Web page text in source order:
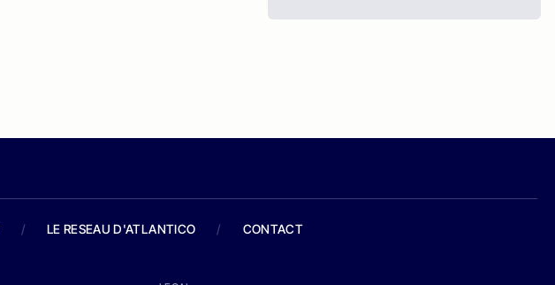
/ LE RESEAU D'ATLANTICO / CONTACT